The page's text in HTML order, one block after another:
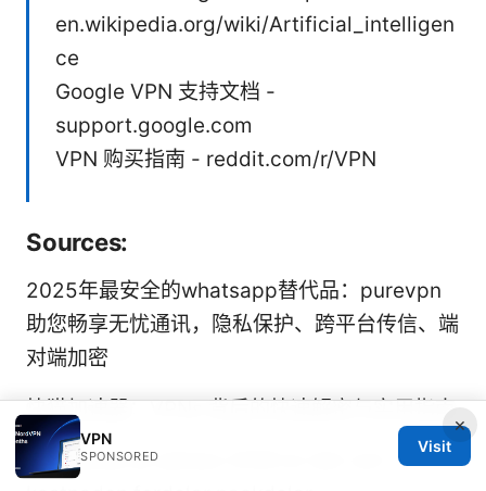
en.wikipedia.org/wiki/Artificial_intelligen
ce
Google VPN 支持文档 -
support.google.com
VPN 购买指南 - reddit.com/r/VPN
Sources:
2025年最安全的whatsapp替代品：purevpn
助您畅享无忧通讯，隐私保护、跨平台传信、端
对端加密
快猫加速器：VPNs 背后的快速解密与实用指南
Dedikerad ip adress 2026 ar det vart
×
VPN
SPONSORED
Visit